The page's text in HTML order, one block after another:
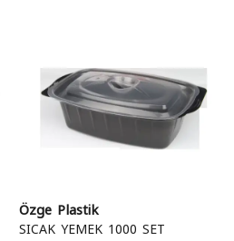
Özge Plastik
SICAK YEMEK 1000 SET